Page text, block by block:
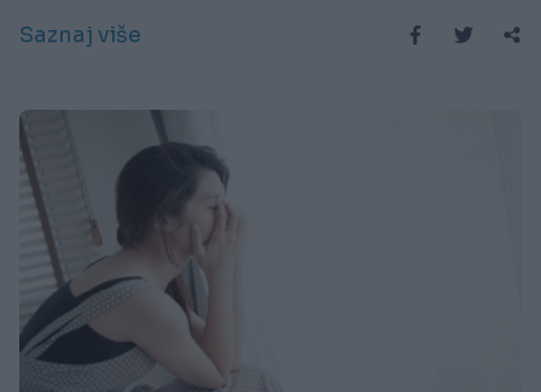
Saznaj više